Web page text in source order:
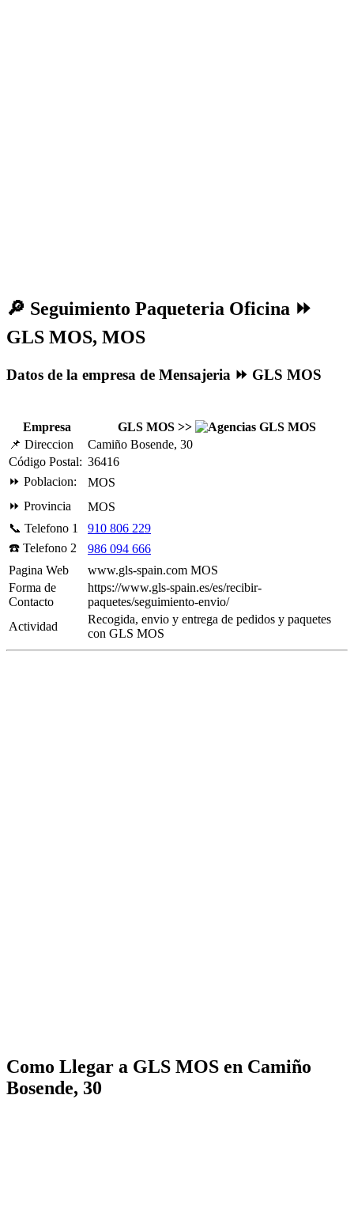
🔎 Seguimiento Paqueteria Oficina ⏩
GLS MOS, MOS
Datos de la empresa de Mensajeria ⏩ GLS MOS
Empresa
GLS MOS >>
📌 Direccion
Camiño Bosende, 30
Código Postal: 36416
⏩ Poblacion:
MOS
⏩ Provincia
MOS
📞 Telefono 1
910 806 229
☎️ Telefono 2
986 094 666
Pagina Web
www.gls-spain.com MOS
Forma de
Contacto
https://www.gls-spain.es/es/recibir-
paquetes/seguimiento-envio/
Actividad
Recogida, envio y entrega de pedidos y paquetes
con GLS MOS
Como Llegar a GLS MOS en Camiño
Bosende, 30